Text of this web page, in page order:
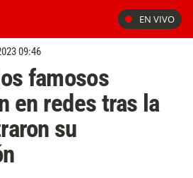
EN VIVO
09:46
famosos
en redes tras la
su